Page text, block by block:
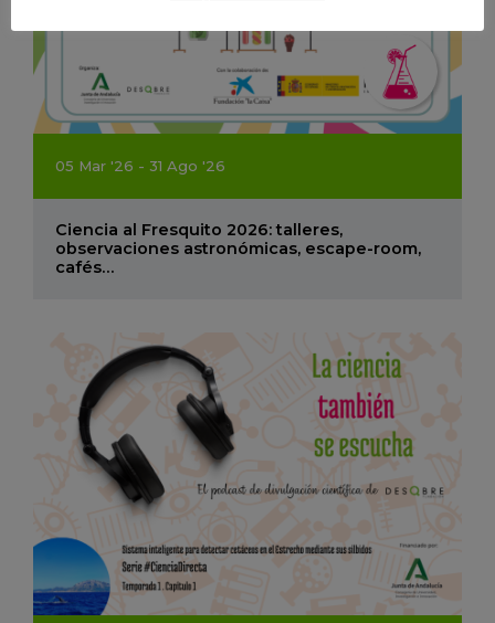
05 Mar '26 - 31 Ago '26
Ciencia al Fresquito 2026: talleres,
observaciones astronómicas, escape-room,
cafés…